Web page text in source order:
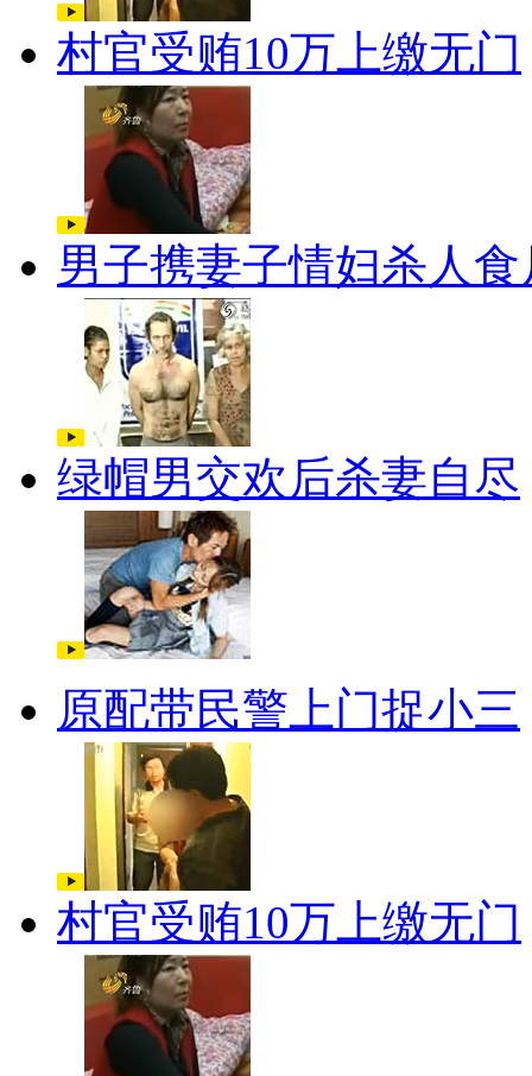
村官受贿10万上缴无门
男子携妻子情妇杀人食
绿帽男交欢后杀妻自尽
原配带民警上门捉小三
村官受贿10万上缴无门